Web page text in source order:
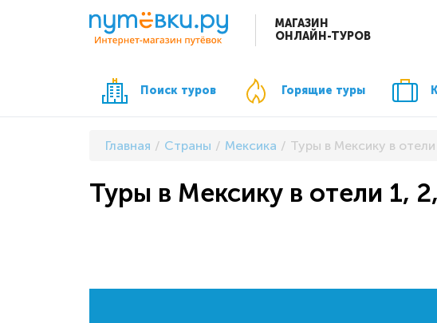
МАГАЗИН
ОНЛАЙН-ТУРОВ
Поиск туров Горящие туры
Главная Страны Мексика Туры в Мексику в
Туры в Мексику в отели 1,